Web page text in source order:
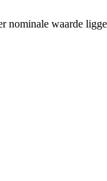
nominale waarde